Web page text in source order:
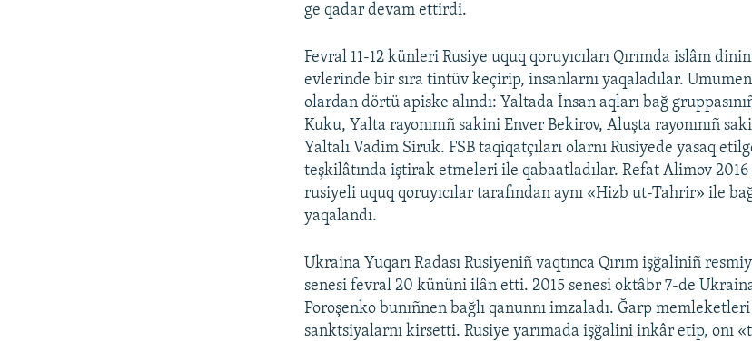
ge qadar devam ettirdi.
Fevral 11-12 künleri Rusiye uquq qoruyıcıları Qırımda islâm
evlerinde bir sıra tintüv keçirip, insanlarnı yaqaladılar. Umumen
olardan dörtü apiske alındı: Yaltada İnsan aqları bağ
Kuku, Yalta rayonınıñ sakini Enver Bekirov, Aluşta rayonınıñ
Yaltalı Vadim Siruk. FSB taqiqatçıları olarnı Rusiyede yasaq
teşkilâtında iştirak etmeleri ile qabaatladılar. Refat Alimov 2016
rusiyeli uquq qoruyıcılar tarafından aynı «Hizb ut-Tahrir» ile
yaqalandı.
Ukraina Yuqarı Radası Rusiyeniñ vaqtınca Qırım işğaliniñ
senesi fevral 20 kününi ilân etti. 2015 senesi oktâbr 7-de
Poroşenko bunıñnen bağlı qanunnı imzaladı. Ğarp
sanktsiyalarnı kirsetti. Rusiye yarımada işğalini inkâr etip, onı